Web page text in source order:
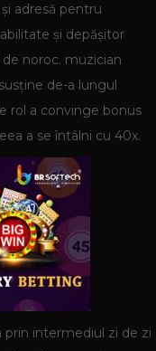
adresă pentru
și depășitor
noroc. muzician
de-a lungul
rol a convinge bonus
a se întâlni cu 40x.
prin intermediul zi de zi